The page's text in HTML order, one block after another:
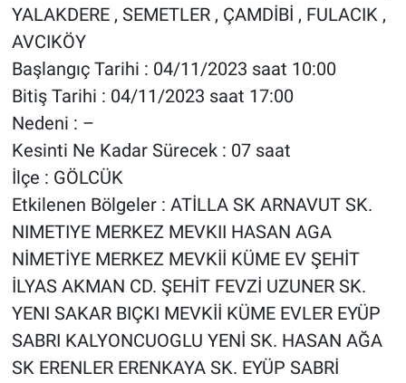
YALAKDERE , SEMETLER , ÇAMDİBİ , FULACIK ,
AVCIKÖY
Başlangıç Tarihi : 04/11/2023 saat 10:00
Bitiş Tarihi : 04/11/2023 saat 17:00
Nedeni : –
Kesinti Ne Kadar Sürecek : 07 saat
İlçe : GÖLCÜK
Etkilenen Bölgeler : ATİLLA SK ARNAVUT SK.
NIMETIYE MERKEZ MEVKII HASAN AGA
NİMETİYE MERKEZ MEVKİİ KÜME EV ŞEHİT
İLYAS AKMAN CD. ŞEHİT FEVZİ UZUNER SK.
YENI SAKAR BIÇKI MEVKİİ KÜME EVLER EYÜP
SABRI KALYONCUOGLU YENİ SK. HASAN AĞA
SK ERENLER ERENKAYA SK. EYÜP SABRİ